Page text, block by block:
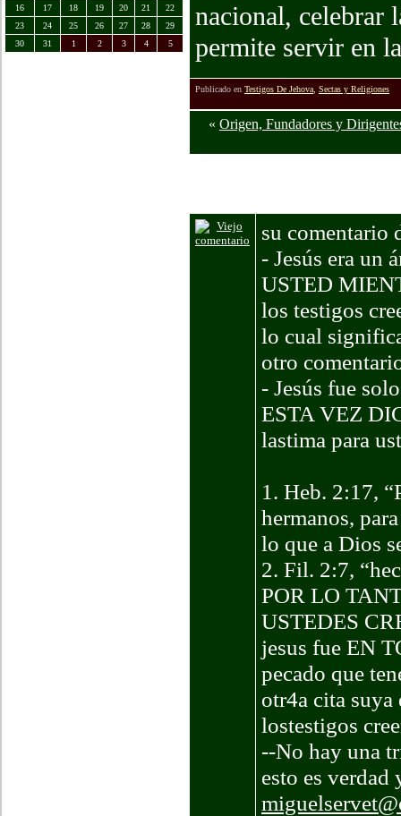
nacional, celebrar
permite servir en
Publicado en Testigos De Jehova Sectas y Religiones
« Origen, Fundadores y
su comentario
- Jesús era un
USTED
los testigos
lo cual
otro
- Jesús fue
ESTA VEZ
lastima para
1. Heb. 2:17,
hermanos,
lo que a Dios
2. Fil. 2:7,
POR LO
USTEDES
jesus fue EN
pecado que
otr4a cita suya
lostestigos
--No hay una
esto es verdad
16
17 18 19 20 21
22
23
24 25 26 27 28
29
30
31 1 2 3 4 5